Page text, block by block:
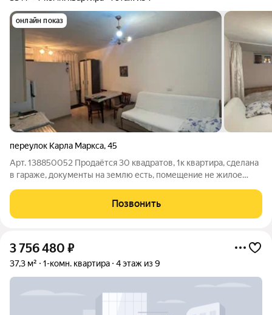
онлайн показ
переулок Карла Маркса,45
Арт. 138850052 Продаётся 30 квадратов, 1к квартира, сделана
в гараже, документы на землю есть, помещение не жилое
приборы обогрева. Цена - скааазка.
Позвонить
3 756 480 ₽
37,3 м² 1-комн. квартира 4 этаж из 9